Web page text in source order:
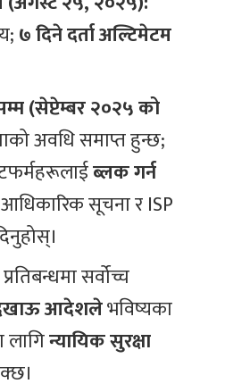
७ दिने दर्ता अल्टिमेटम
(सेप्टेम्बर २०२५ को
अवधि समाप्त हुन्छ;
ब्लक गर्न
सूचना र ISP
सर्वोच्च
आदेशलेभविष्यका
न्यायिक सुरक्षा